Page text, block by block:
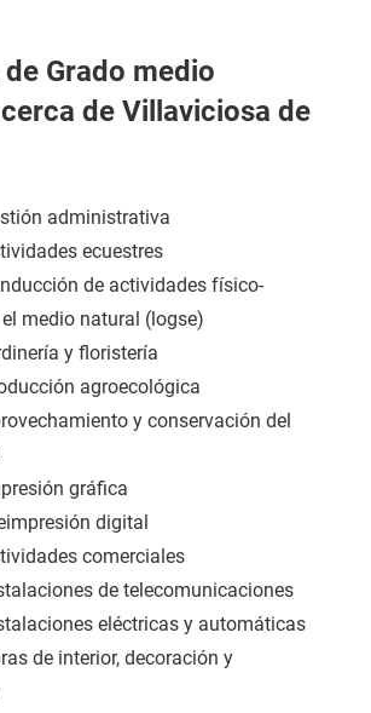
Grado medio
de Villaviciosa de
administrativa
ecuestres
de actividades físico-
medio natural (logse)
y floristería
agroecológica
y conservación del
gráfica
digital
comerciales
de telecomunicaciones
eléctricas y automáticas
de interior, decoración y